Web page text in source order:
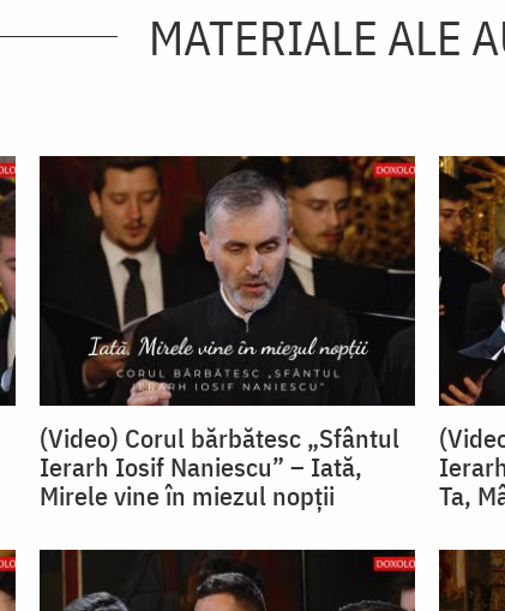
MATERIALE ALE
(Video) Corul bărbătesc „Sfântul
Ierarh Iosif Naniescu” – Iată,
Mirele vine în miezul nopții
Ta,